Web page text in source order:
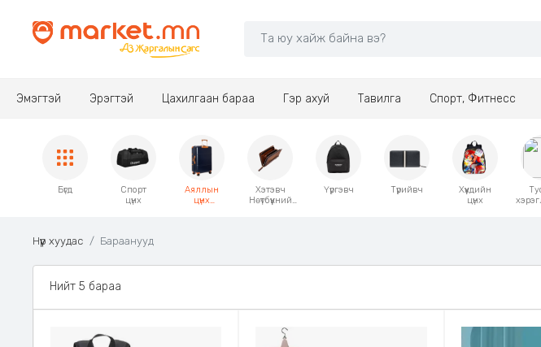
Эмэгтэй Эрэгтэй Цахилгаан бараа Гэр ахуй Тавилга Спорт, Фитнесс
Бүгд
Спорт
цүнх
Аяллын
цүнх
Хэтэвч
Нөүтбүүкний
Үүргэвч Түрийвч
Хүүхдийн
цүнх
Нүүр хуудас Бараанууд
Нийт 5 бараа